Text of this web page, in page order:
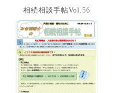
相続相談手帖Vol.56